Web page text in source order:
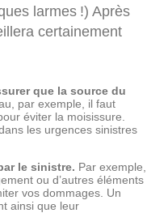
larmes !) Après
certainement
que la source du
par exemple, il faut
éviter la moisissure.
les urgences sinistres
le sinistre. Par exemple,
ou d’autres éléments
vos dommages. Un
ainsi que leur